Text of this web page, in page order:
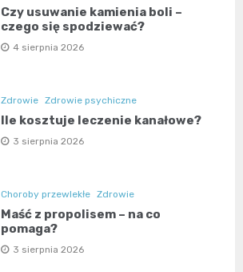
Czy usuwanie kamienia boli –
czego się spodziewać?
4 sierpnia 2026
Zdrowie Zdrowie psychiczne
Ile kosztuje leczenie kanałowe?
3 sierpnia 2026
Choroby przewlekłe Zdrowie
Maść z propolisem – na co
pomaga?
3 sierpnia 2026